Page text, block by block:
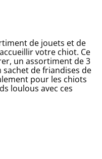
de jouets et de
votre chiot. Ce
un assortiment de 3
de friandises de
pour les chiots
loulous avec ces